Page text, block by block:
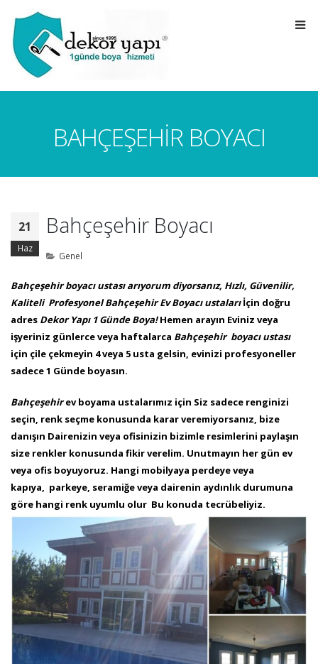
BAHÇEŞEHIR BOYACI
21
Haz
Bahçeşehir Boyacı
Genel
Bahçeşehir boyacı ustası arıyorum diyorsanız, Hızlı, Güvenilir,
Kaliteli ProfesyonelBahçeşehirEv Boyacı ustalarıİçin doğru
adres Dekor Yapı 1 GündeBoya!Hemen arayın Eviniz veya
işyeriniz günlerce veya haftalarca Bahçeşehir boyacı ustası
için çile çekmeyin 4 veya 5 usta gelsin, evinizi profesyoneller
sadece 1 Günde boyasın.
Bahçeşehirev boyama ustalarımız için Siz sadece renginizi
seçin, renk seçme konusunda karar veremiyorsanız, bize
danışın Dairenizin veya ofisinizin bizimle resimlerini paylaşın
size renkler konusunda fikir verelim. Unutmayın her gün ev
veya ofis boyuyoruz. Hangi mobilyaya perdeye veya
kapıya, parkeye, seramiğe veya dairenin aydınlık durumuna
göre hangi renk uyumlu olur Bu konuda tecrübeliyiz.